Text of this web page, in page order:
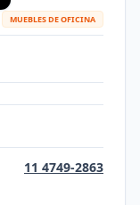
MUEBLES DE OFICINA
11 4749-2863